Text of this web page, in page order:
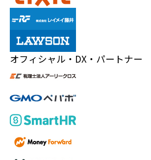
オフィシャル・DX・パートナー